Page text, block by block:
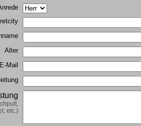
Alter
E-Mail
etc.)